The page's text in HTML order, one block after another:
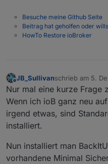
Komischer weise
drinnen?
ERELDIGT!
Besuche meine Github Seite
Beitrag hat geholfen oder
HowTo Restore ioBroker
Offline
JB_Sullivanschrieb am 5.
zuletzt editiert
Nur mal eine kurze Frage
Wenn ich ioB ganz neu
irgend etwas, sind
installiert.
Nun installiert man
vorhandene Minimal